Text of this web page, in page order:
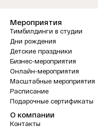
Мероприятия
Тимбилдинги в студии
Дни рождения
Детские праздники
Бизнес-мероприятия
Онлайн-мероприятия
Масштабные мероприятия
Расписание
Подарочные сертификаты
О компании
Контакты